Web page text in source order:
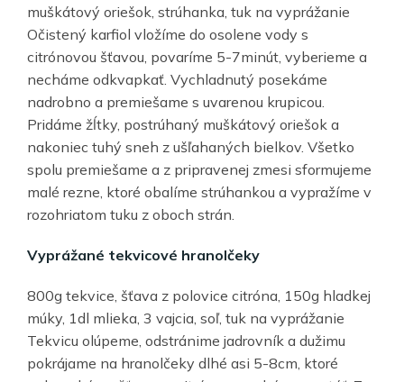
muškátový oriešok, strúhanka, tuk na vyprážanie
Očistený karfiol vložíme do osolene vody s
citrónovou šťavou, povaríme 5-7minút, vyberieme a
necháme odkvapkať. Vychladnutý posekáme
nadrobno a premiešame s uvarenou krupicou.
Pridáme žĺtky, postrúhaný muškátový oriešok a
nakoniec tuhý sneh z ušľahaných bielkov. Všetko
spolu premiešame a z pripravenej zmesi sformujeme
malé rezne, ktoré obalíme strúhankou a vypražíme v
rozohriatom tuku z oboch strán.
Vyprážané tekvicové hranolčeky
800g tekvice, šťava z polovice citróna, 150g hladkej
múky, 1dl mlieka, 3 vajcia, soľ, tuk na vyprážanie
Tekvicu olúpeme, odstránime jadrovník a dužimu
pokrájame na hranolčeky dlhé asi 5-8cm, ktoré